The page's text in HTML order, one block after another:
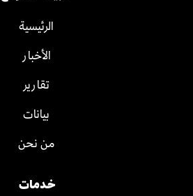
الرئيسية
الأخبار
تقارير
بيانات
من نحن
خدمات